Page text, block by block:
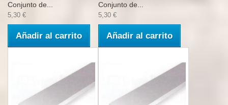
Conjunto de...
5,30 €
Añadir al carrito
Conjunto de...
5,30 €
Añadir al carrito